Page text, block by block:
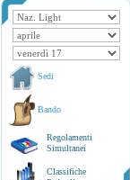
Sedi
Bando
Regolamenti
Simultanei
Classifiche